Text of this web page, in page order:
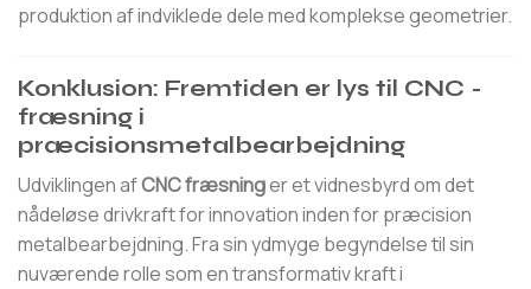
produktion af indviklede dele med komplekse geometrier.
Konklusion: Fremtiden er lys til CNC -
fræsning i
præcisionsmetalbearbejdning
Udviklingen afCNC fræsninger et vidnesbyrd om det
nådeløse drivkraft for innovation inden for præcision
metalbearbejdning. Fra sin ydmyge begyndelse til sin
nuværende rolle som en transformativ kraft i